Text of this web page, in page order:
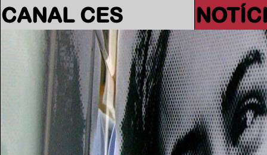
CANAL CES